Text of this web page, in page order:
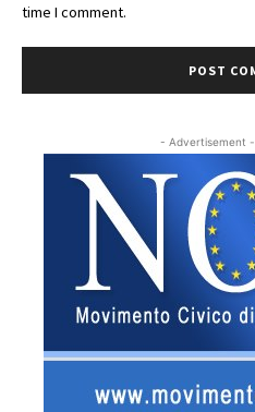
time I comment.
- Advertisement -